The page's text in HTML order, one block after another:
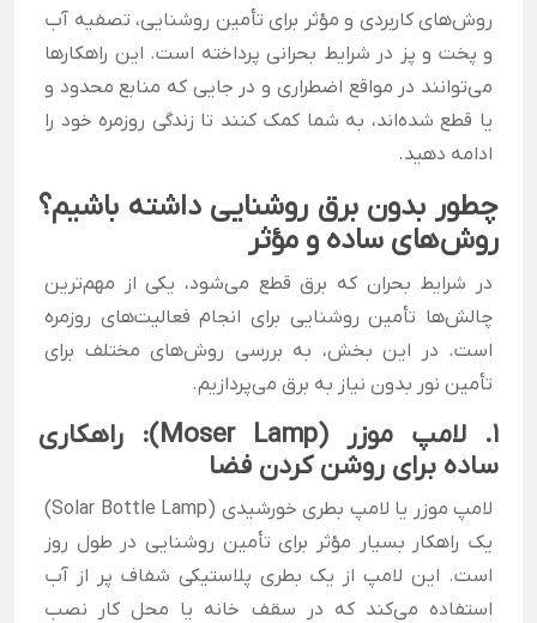
روش‌های کاربردی و مؤثر برای تأمین روشنایی، تصفیه آب
و پخت و پز در شرایط بحرانی پرداخته است. این راهکارها
می‌توانند در مواقع اضطراری و در جایی که منابع محدود و
یا قطع شده‌اند، به شما کمک کنند تا زندگی روزمره خود را
ادامه دهید.
چطور بدون برق روشنایی داشته باشیم؟
روش‌های ساده و مؤثر
در شرایط بحران که برق قطع می‌شود، یکی از مهم‌ترین
چالش‌ها تأمین روشنایی برای انجام فعالیت‌های روزمره
است. در این بخش، به بررسی روش‌های مختلف برای
تأمین نور بدون نیاز به برق می‌پردازیم.
1. لامپ موزر (Moser Lamp): راهکاری
ساده برای روشن کردن فضا
لامپ موزر یا لامپ بطری خورشیدی (Solar Bottle Lamp)
یک راهکار بسیار مؤثر برای تأمین روشنایی در طول روز
است. این لامپ از یک بطری پلاستیکی شفاف پر از آب
استفاده می‌کند که در سقف خانه یا محل کار نصب